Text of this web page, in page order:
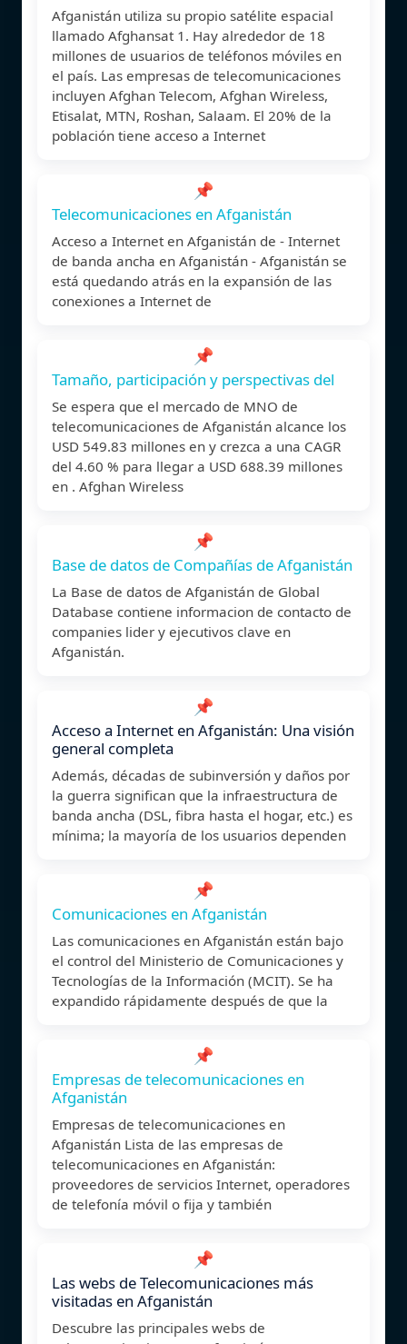
Afganistán utiliza su propio satélite espacial
llamado Afghansat 1. Hay alrededor de 18
millones de usuarios de teléfonos móviles en
el país. Las empresas de telecomunicaciones
incluyen Afghan Telecom, Afghan Wireless,
Etisalat, MTN, Roshan, Salaam. El 20% de la
población tiene acceso a Internet
📌
Telecomunicaciones en Afganistán
Acceso a Internet en Afganistán de - Internet
de banda ancha en Afganistán - Afganistán se
está quedando atrás en la expansión de las
conexiones a Internet de
📌
Tamaño, participación y perspectivas del
Se espera que el mercado de MNO de
telecomunicaciones de Afganistán alcance los
USD 549.83 millones en y crezca a una CAGR
del 4.60 % para llegar a USD 688.39 millones
en . Afghan Wireless
📌
Base de datos de Compañías de Afganistán
La Base de datos de Afganistán de Global
Database contiene informacion de contacto de
companies lider y ejecutivos clave en
Afganistán.
📌
Acceso a Internet en Afganistán: Una visión
general completa
Además, décadas de subinversión y daños por
la guerra significan que la infraestructura de
banda ancha (DSL, fibra hasta el hogar, etc.) es
mínima; la mayoría de los usuarios dependen
📌
Comunicaciones en Afganistán
Las comunicaciones en Afganistán están bajo
el control del Ministerio de Comunicaciones y
Tecnologías de la Información (MCIT). Se ha
expandido rápidamente después de que la
📌
Empresas de telecomunicaciones en
Afganistán
Empresas de telecomunicaciones en
Afganistán Lista de las empresas de
telecomunicaciones en Afganistán:
proveedores de servicios Internet, operadores
de telefonía móvil o fija y también
📌
Las webs de Telecomunicaciones más
visitadas en Afganistán
Descubre las principales webs de